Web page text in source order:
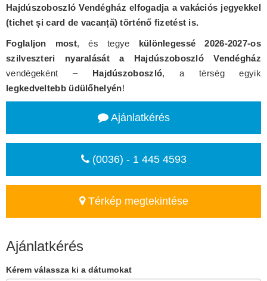
Hajdúszoboszló Vendégház elfogadja a vakációs jegyekkel
(tichet și card de vacanță) történő fizetést is.
Foglaljon most, és tegye különlegessé 2026-2027-os
szilveszteri nyaralását a Hajdúszoboszló Vendégház
vendégeként – Hajdúszoboszló, a térség egyik
legkedveltebb üdülőhelyén!
Ajánlatkérés
(0036) - 1 445 4593
Térkép megtekintése
Ajánlatkérés
Kérem válassza ki a dátumokat